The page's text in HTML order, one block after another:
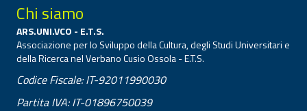
Chi siamo
ARS.UNI.VCO - E.T.S.
Associazione per lo Sviluppo della Cultura, degli Studi Universitari e
della Ricerca nel Verbano Cusio Ossola - E.T.S.
Codice Fiscale: IT-92011990030
Partita IVA: IT-01896750039